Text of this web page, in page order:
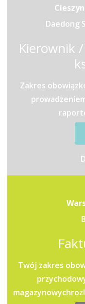
Daedong
Kierownik
Zakres
Twój zakres